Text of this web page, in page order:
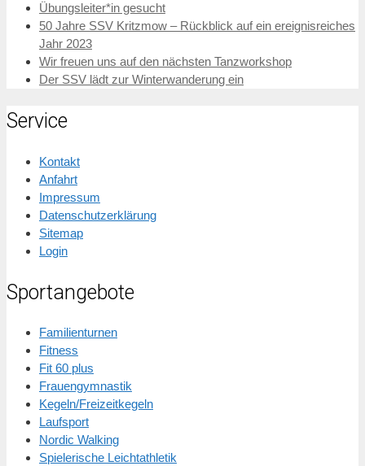
Übungsleiter*in gesucht
50 Jahre SSV Kritzmow – Rückblick auf ein ereignisreiches
Jahr 2023
Wir freuen uns auf den nächsten Tanzworkshop
Der SSV lädt zur Winterwanderung ein
Service
Kontakt
Anfahrt
Impressum
Datenschutzerklärung
Sitemap
Login
Sportangebote
Familienturnen
Fitness
Fit 60 plus
Frauengymnastik
Kegeln/Freizeitkegeln
Laufsport
Nordic Walking
Spielerische Leichtathletik